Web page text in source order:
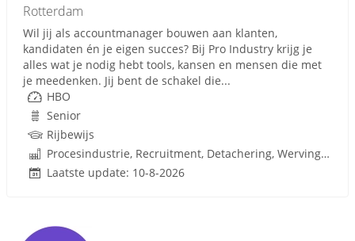
Rotterdam
Wil jij als accountmanager bouwen aan klanten,
kandidaten én je eigen succes? Bij Pro Industry krijg je
alles wat je nodig hebt tools, kansen en mensen die met
je meedenken. Jij bent de schakel die...
HBO
Senior
Rijbewijs
Procesindustrie, Recruitment, Detachering, Werving en Selectie
Laatste update: 10-8-2026